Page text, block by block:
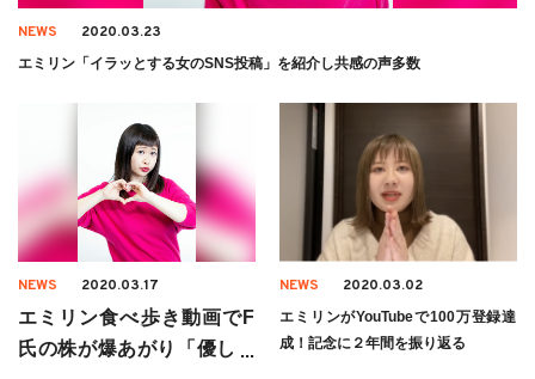
NEWS 2020.03.23
エミリン「イラッとする女のSNS投稿」を紹介し共感の声多数
NEWS 2020.03.17
エミリン食べ歩き動画でF
氏の株が爆あがり「優しい
NEWS 2020.03.02
エミリンがYouTubeで100万登録達
成！記念に２年間を振り返る